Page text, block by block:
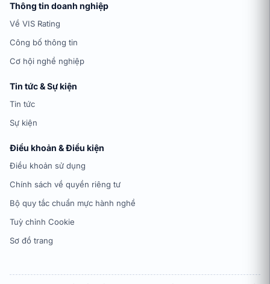
Thông tin doanh nghiệp
Về VIS Rating
Công bố thông tin
Cơ hội nghề nghiệp
Tin tức & Sự kiện
Tin tức
Sự kiện
Điều khoản & Điều kiện
Điều khoản sử dụng
Chính sách về quyền riêng tư
Bộ quy tắc chuẩn mực hành nghề
Tuỳ chỉnh Cookie
Sơ đồ trang